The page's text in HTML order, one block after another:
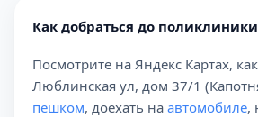
Как добраться до
Посмотрите на Яндекс Картах,
Люблинская ул, дом 37/1
пешком, доехать на автомобиле,